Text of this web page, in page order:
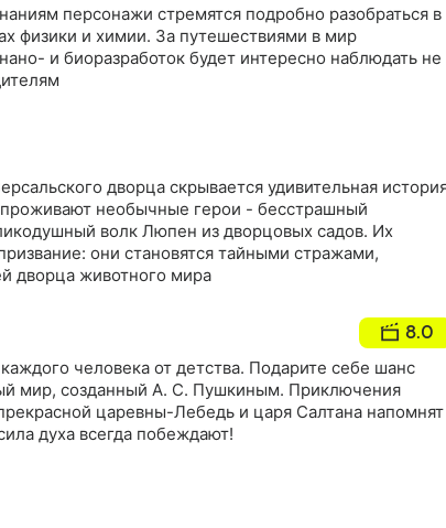
персонажи стремятся подробно разобраться в
физики и химии. За путешествиями в мир
и биоразработок будет интересно наблюдать не
дворца скрывается удивительная
необычные герои - бесстрашный
волк Люпен из дворцовых садов. Их
они становятся тайными стражами,
дворца животного мира
8.0
человека от детства. Подарите себе шанс
мир, созданный А. С. Пушкиным. Приключения
царевны-Лебедь и царя Салтана напомнят
духа всегда побеждают!